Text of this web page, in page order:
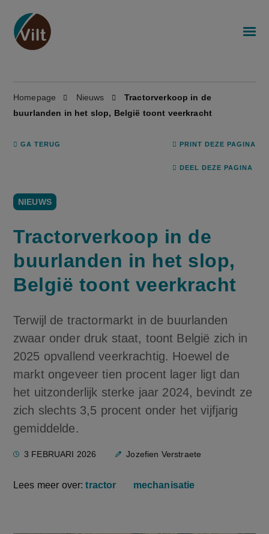
Homepage Nieuws
Tractorverkoop in de
buurlanden in het slop, België toont veerkracht
GA TERUG PRINT DEZE PAGINA
DEEL DEZE PAGINA
NIEUWS
Tractorverkoop in de
buurlanden in het slop,
België toont veerkracht
Terwijl de tractormarkt in de buurlanden
zwaar onder druk staat, toont België zich in
2025 opvallend veerkrachtig. Hoewel de
markt ongeveer tien procent lager ligt dan
het uitzonderlijk sterke jaar 2024, bevindt ze
zich slechts 3,5 procent onder het vijfjarig
gemiddelde.
3 FEBRUARI 2026 Jozefien Verstraete
Lees meer over:tractor mechanisatie